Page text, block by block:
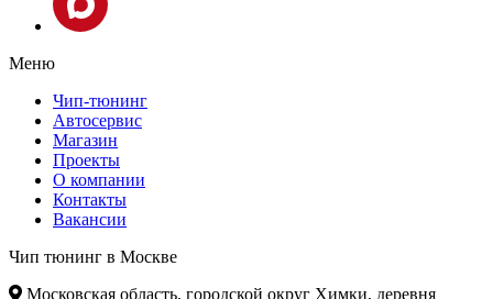
Меню
Чип-тюнинг
Автосервис
Магазин
Проекты
О компании
Контакты
Вакансии
Чип тюнинг в Москве
Московская область, городской округ Химки, деревня